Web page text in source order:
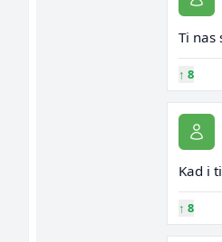
Ti nas
↑ 8
Kad i
↑ 8